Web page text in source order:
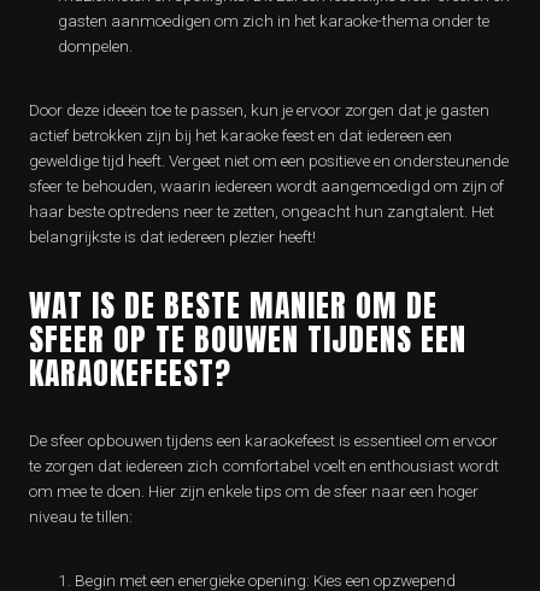
gasten aanmoedigen om zich in het karaoke-thema onder te
dompelen.
Door deze ideeën toe te passen, kun je ervoor zorgen dat je gasten
actief betrokken zijn bij het karaoke feest en dat iedereen een
geweldige tijd heeft. Vergeet niet om een positieve en ondersteunende
sfeer te behouden, waarin iedereen wordt aangemoedigd om zijn of
haar beste optredens neer te zetten, ongeacht hun zangtalent. Het
belangrijkste is dat iedereen plezier heeft!
WAT IS DE BESTE MANIER OM DE
SFEER OP TE BOUWEN TIJDENS EEN
KARAOKEFEEST?
De sfeer opbouwen tijdens een karaokefeest is essentieel om ervoor
te zorgen dat iedereen zich comfortabel voelt en enthousiast wordt
om mee te doen. Hier zijn enkele tips om de sfeer naar een hoger
niveau te tillen:
Begin met een energieke opening: Kies een opzwepend